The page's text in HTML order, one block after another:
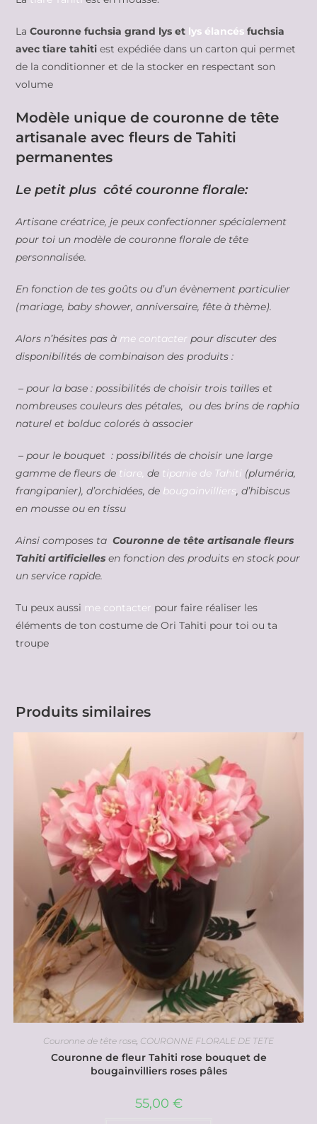
LaCouronnefuchsiagrand lys et lys élancés fuchsia
avec tiare tahitiest expédiée dans un carton qui permet
de la conditionner et de la stocker en respectant son
volume
Modèle unique de couronne de tête
artisanale avec fleurs de Tahiti
permanentes
Le petit plus côté couronne florale:
Artisane créatrice, je peux confectionner spécialement
pour toi un modèle de couronne florale de tête
personnalisée.
En fonction de tes goûts ou d’un évènement particulier
(mariage, baby shower, anniversaire, fête à thème).
Alors n’hésites pas à me contacter pour discuter des
disponibilités de combinaison des produits :
– pour la base : possibilités de choisir trois tailles et
nombreuses couleurs des pétales, ou des brins de raphia
naturel et bolduc colorés à associer
– pour le bouquet : possibilités de choisir une large
gamme de fleurs de tiare, de tipanie de Tahiti (pluméria,
frangipanier), d’orchidées, de bougainvilliers, d’hibiscus
en mousse ou en tissu
Ainsi composes taCouronne de tête artisanale fleurs
Tahiti artificielles en fonction des produits en stock pour
un service rapide.
Tu peux aussi me contacter pour faire réaliser les
éléments de ton costume de Ori Tahiti pour toi ou ta
troupe
Produits similaires
Couronne de tête rose, COURONNE FLORALE DE TETE
Couronne de fleur Tahiti rose bouquet de
bougainvilliers roses pâles
55,00 €